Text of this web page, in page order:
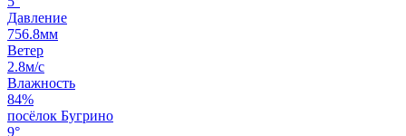
Давление
756.8мм
Ветер
2.8м/с
Влажность
84%
посёлок Бугрино
9°